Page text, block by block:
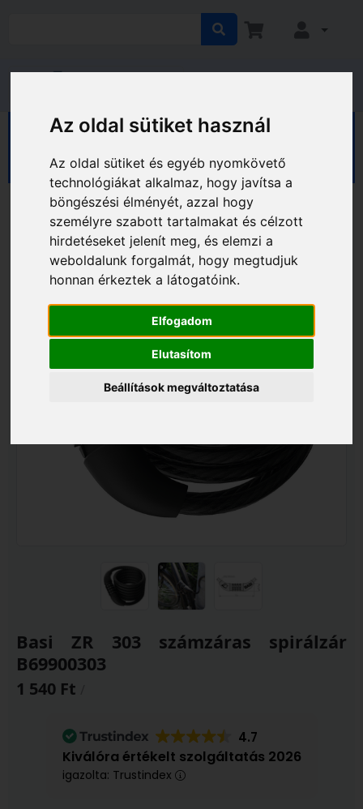
Az oldal sütiket használ
Az oldal sütiket és egyéb nyomkövető
technológiákat alkalmaz, hogy javítsa a
böngészési élményét, azzal hogy
személyre szabott tartalmakat és célzott
hirdetéseket jelenít meg, és elemzi a
weboldalunk forgalmát, hogy megtudjuk
honnan érkeztek a látogatóink.
Elfogadom
Elutasítom
Beállítások megváltoztatása
HÁZ KERT HOBBY
Hobby
Sport, kerékpár
Lakatok
Basi ZR 303 számzáras spirálzár
B69900303
1 540 Ft
4.7
Kiválóra értékelt szolgáltatás 2026
igazolta: Trustindex